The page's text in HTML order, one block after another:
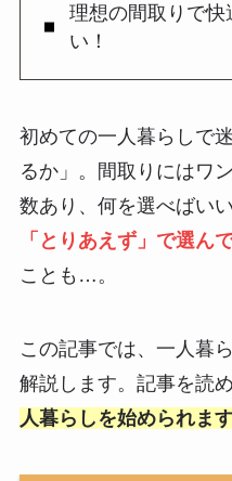
理想の間取りで快
い！
初めての一人暮らしで
るか」。間取りにはワ
数あり、何を選べばい
「とりあえず」で選ん
ことも…。
この記事では、一人暮
解説します。記事を読め
人暮らしを始められま